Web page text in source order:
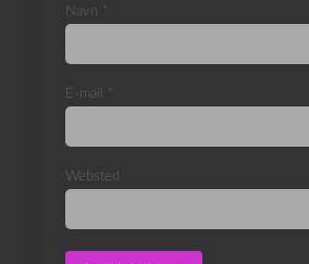
Navn *
E-mail *
Websted